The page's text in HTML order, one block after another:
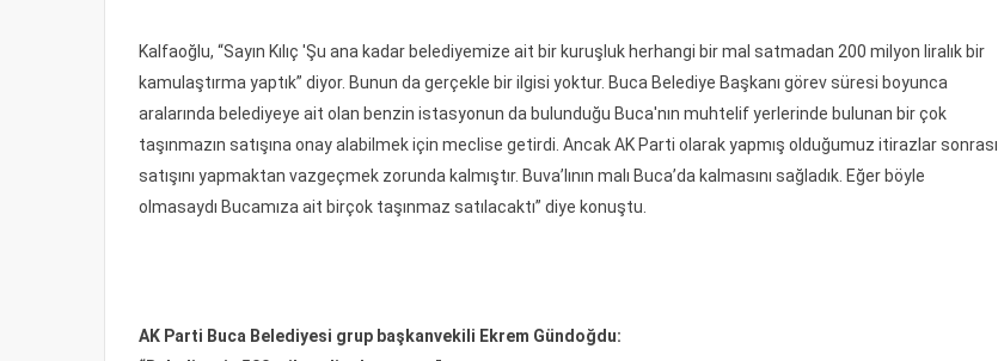
Kalfaoğlu, “Sayın Kılıç 'Şu ana kadar belediyemize ait bir kuruşluk herhangi bir mal satmadan 200 milyon liralık bir
kamulaştırma yaptık” diyor. Bunun da gerçekle bir ilgisi yoktur. Buca Belediye Başkanı görev süresi boyunca
aralarında belediyeye ait olan benzin istasyonun da bulunduğu Buca'nın muhtelif yerlerinde bulunan bir çok
taşınmazın satışına onay alabilmek için meclise getirdi. Ancak AK Parti olarak yapmış olduğumuz itirazlar sonrası
satışını yapmaktan vazgeçmek zorunda kalmıştır. Buva’lının malı Buca’da kalmasını sağladık. Eğer böyle
olmasaydı Bucamıza ait birçok taşınmaz satılacaktı” diye konuştu.
AK Parti Buca Belediyesi grup başkanvekili Ekrem Gündoğdu: